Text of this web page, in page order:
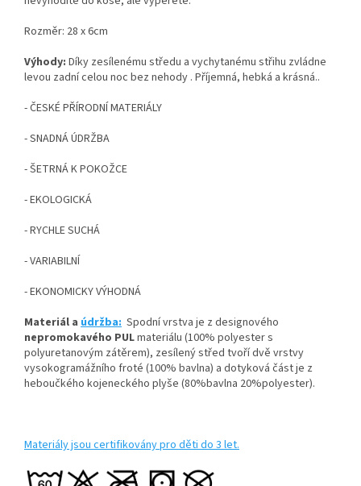
Rozměr: 28 x 6cm
Výhody: Díky zesílenému středu a vychytanému střihu zvládne
levou zadní celou noc bez nehody . Příjemná, hebká a krásná..
- ČESKÉ PŘÍRODNÍ MATERIÁLY
- SNADNÁ ÚDRŽBA
- ŠETRNÁ K POKOŽCE
- EKOLOGICKÁ
- RYCHLE SUCHÁ
- VARIABILNÍ
- EKONOMICKY VÝHODNÁ
Materiál a údržba: Spodní vrstva je z designového
nepromokavého PULmateriálu (100% polyester s
polyuretanovým zátěrem), zesílený střed tvoří dvě vrstvy
vysokogramážního froté (100% bavlna) a dotyková část je z
heboučkého kojeneckého plyše (80%bavlna 20%polyester).
Materiály jsou certifikovány pro děti do 3 let.